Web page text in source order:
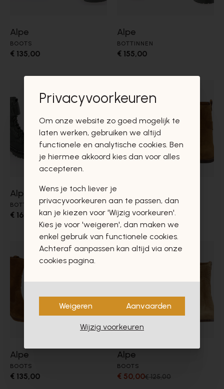
Alpe
BOOTS
€ 135,00
Alpe
BOTTINNEN
€ 155,00
Alpe
BOTTINNEN
€ 169,00
BOOTS
€ 135,00
Alpe
BOOTS
€ 135,00
Alpe
BOOTS
€ 50,00€ 125,00
Privacyvoorkeuren
Om onze website zo goed mogelijk te
laten werken, gebruiken we altijd
functionele en analytische cookies. Ben
je hiermee akkoord kies dan voor alles
accepteren.
Wens je toch liever je
privacyvoorkeuren aan te passen, dan
kan je kiezen voor 'Wijzig voorkeuren'.
Kies je voor 'weigeren', dan maken we
enkel gebruik van functionele cookies.
Achteraf aanpassen kan altijd via onze
cookies pagina.
Weigeren Aanvaarden
Wijzig voorkeuren